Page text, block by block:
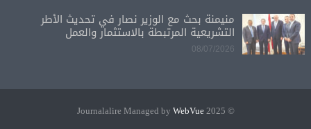
منيمنة بحث مع الوزير نصار في تحديث الأطر
التشريعية المرتبطة بالاستثمار والعمل
08/07/2026
© 2025 Journalalire Managed by
WebVue